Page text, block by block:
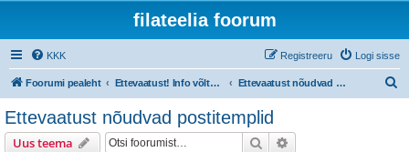
filateelia foorum
KKK Logi sisse
Registreeru
Foorumi pealeht Ettevaatust! Info võltsingute ja võltsimiskahtlusega materjali kohta Ettevaatust nõudvad postitemplid
Ettevaatust nõudvad postitemplid
Uus teema Otsi